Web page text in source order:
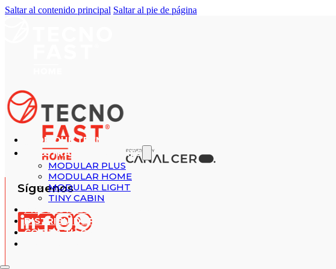
Saltar al contenido principal Saltar al pie de página
¿POR QUÉ TECNOFAST?
NUESTRAS SOLUCIONES
MODULAR PLUS
MODULAR HOME
MODULAR LIGHT
TINY CABIN
PROYECTOS REALIZADOS
DISTRIBUIDORES
COTIZA TU CASA
Síguenos